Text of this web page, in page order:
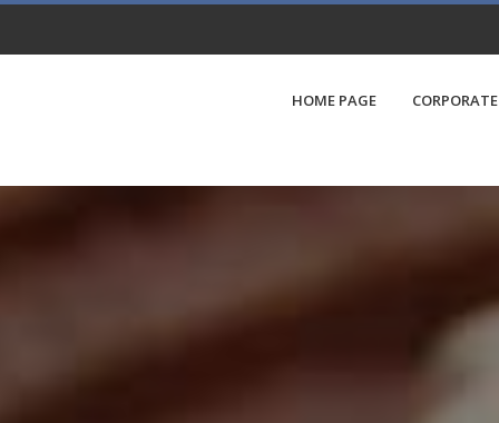
HOME PAGE CORPORATE